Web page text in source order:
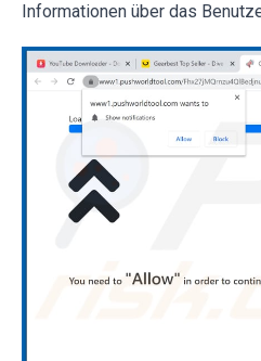
Informationen über das